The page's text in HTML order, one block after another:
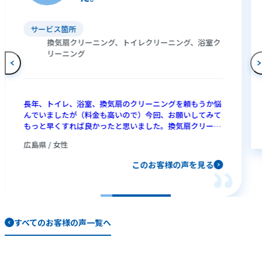
サービス箇所
換気扇クリーニング、トイレクリーニング、浴室ク
リーニング
長年、トイレ、浴室、換気扇のクリーニングを頼もうか悩
んでいましたが（料金も高いので）今回、お願いしてみて
もっと早くすれば良かったと思いました。換気扇クリーニ
です。自分では落としきれなかった汚れもキレイになり、
さすがプロは違うなあと思いました。おそうじ本舗さんに
広島県 / 女性
このお客様の声を見る
すべてのお客様の声一覧へ